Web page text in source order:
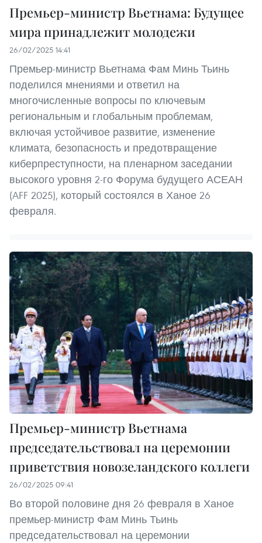
Премьер-министр Вьетнама: Будущее
мира принадлежит молодежи
26/02/2025 14:41
Премьер-министр Вьетнама Фам Минь Тьинь
поделился мнениями и ответил на
многочисленные вопросы по ключевым
региональным и глобальным проблемам,
включая устойчивое развитие, изменение
климата, безопасность и предотвращение
киберпреступности, на пленарном заседании
высокого уровня 2-го Форума будущего АСЕАН
(AFF 2025), который состоялся в Ханое 26
февраля.
Премьер-министр Вьетнама
председательствовал на церемонии
приветствия новозеландского коллеги
26/02/2025 09:41
Во второй половине дня 26 февраля в Ханое
премьер-министр Фам Минь Тьинь
председательствовал на церемонии